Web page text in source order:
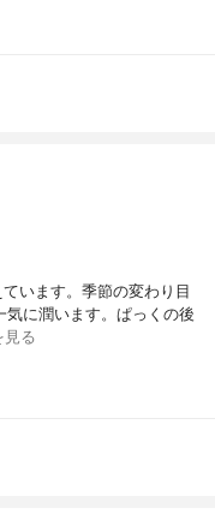
います。季節の変わり目
に潤います。ぱっくの後
見る